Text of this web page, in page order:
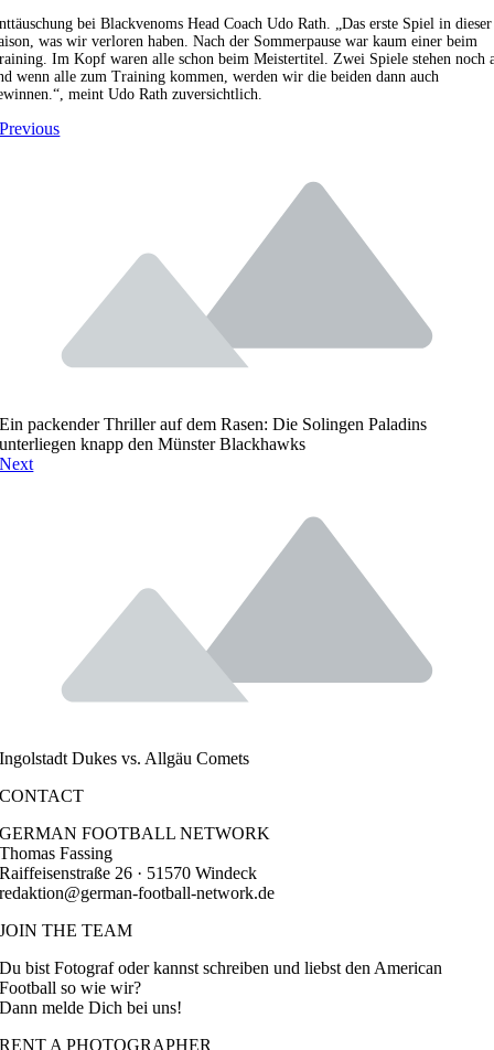
bei Blackvenoms Head Coach Udo Rath. „Das erste Spiel in dieser
was wir verloren haben. Nach der Sommerpause war kaum einer beim
Im Kopf waren alle schon beim Meistertitel. Zwei Spiele stehen noch
wenn alle zum Training kommen, werden wir die beiden dann auch
meint Udo Rath zuversichtlich.
Previous
Ein packender Thriller auf dem Rasen: Die Solingen Paladins
unterliegen knapp den Münster Blackhawks
Next
Ingolstadt Dukes vs. Allgäu Comets
CONTACT
GERMAN FOOTBALL NETWORK
Thomas Fassing
Raiffeisenstraße 26 · 51570 Windeck
redaktion@german-football-network.de
JOIN THE TEAM
Du bist Fotograf oder kannst schreiben und liebst den American
Football so wie wir?
Dann melde Dich bei uns!
RENT A PHOTOGRAPHER